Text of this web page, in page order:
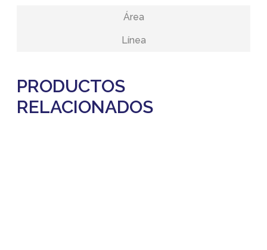
Área
Línea
PRODUCTOS
RELACIONADOS